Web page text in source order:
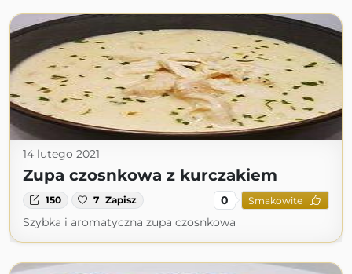
14 lutego 2021
Zupa czosnkowa z kurczakiem
150 7 Zapisz 0 Smakowite
Szybka i aromatyczna zupa czosnkowa